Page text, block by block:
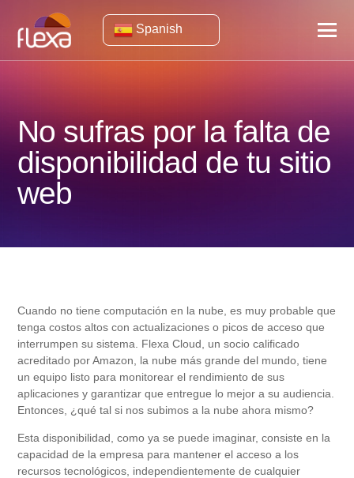
Spanish
No sufras por la falta de
disponibilidad de tu sitio
web
Cuando no tiene computación en la nube, es muy probable que
tenga costos altos con actualizaciones o picos de acceso que
interrumpen su sistema. Flexa Cloud, un socio calificado
acreditado por Amazon, la nube más grande del mundo, tiene
un equipo listo para monitorear el rendimiento de sus
aplicaciones y garantizar que entregue lo mejor a su audiencia.
Entonces, ¿qué tal si nos subimos a la nube ahora mismo?
Esta disponibilidad, como ya se puede imaginar, consiste en la
capacidad de la empresa para mantener el acceso a los
recursos tecnológicos, independientemente de cualquier